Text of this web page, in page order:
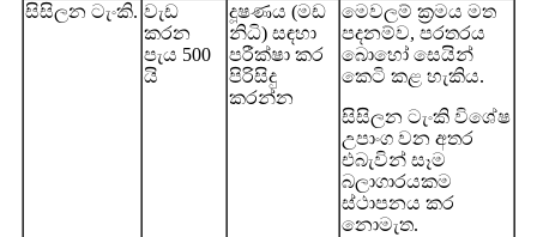
සිසිලන ටැංකි. වැඩ
කරන
පැය 500
යි
දූෂණය (මඩ
නිධි) සඳහා
පරීක්ෂා කර
පිරිසිදු
කරන්න
මෙවලම් ක්‍රමය මත
පදනම්ව, පරතරය
බොහෝ සෙයින්
කෙටි කළ හැකිය.
සිසිලන ටැංකි විශේෂ
උපාංග වන අතර
එබැවින් සෑම
බලාගාරයකම
ස්ථාපනය කර
නොමැත.